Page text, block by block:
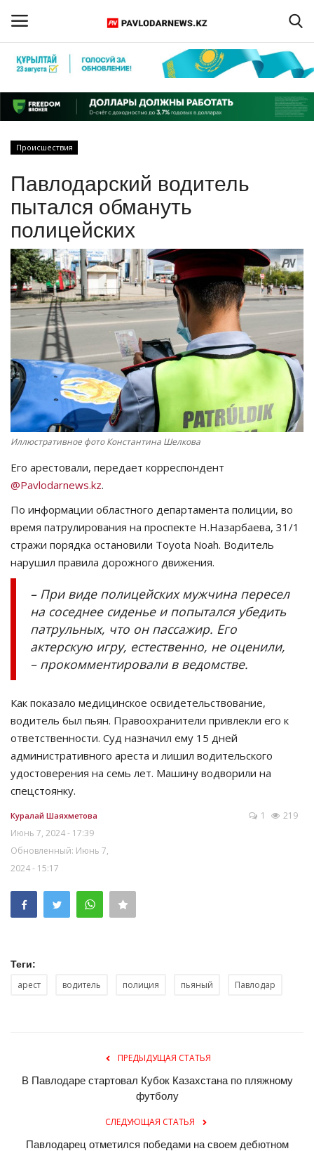
Регистрация
Главная
ПАВЛОДАРСКАЯ ОБЛАСТЬ
КАЗАХСТАН
МИР
СПЕЦПРОЕКТЫ
СПОРТ
Чек-лист
РАЗВЛЕЧЕНИЯ
OFFICIAL
Курултай
Қазақша Русский
Происшествия
Павлодарский водитель
пытался обмануть
полицейских
Иллюстративное фото Константина Шелкова
Его арестовали, передает корреспондент
@Pavlodarnews.kz.
По информации областного департамента полиции, во
время патрулирования на проспекте Н.Назарбаева, 31/1
стражи порядка остановили Toyota Noah. Водитель
нарушил правила дорожного движения.
– При виде полицейских мужчина пересел
на соседнее сиденье и попытался убедить
патрульных, что он пассажир. Его
актерскую игру, естественно, не оценили,
– прокомментировали в ведомстве.
Как показало медицинское освидетельствование,
водитель был пьян. Правоохранители привлекли его к
ответственности. Суд назначил ему 15 дней
административного ареста и лишил водительского
удостоверения на семь лет. Машину водворили на
спецстоянку.
Куралай Шаяхметова
Июнь 7, 2024 - 17:39
Обновленный: Июнь 7,
2024 - 15:17
1 219
Теги:
арест водитель полиция пьяный Павлодар
ПРЕДЫДУЩАЯ СТАТЬЯ
В Павлодаре стартовал Кубок Казахстана по пляжному
футболу
СЛЕДУЮЩАЯ СТАТЬЯ
Павлодарец отметился победами на своем дебютном